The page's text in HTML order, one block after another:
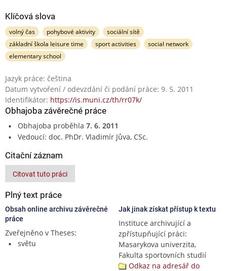
Klíčová slova
volný čas pohybové aktivity
sociální sítě
základní škola leisure time
sport activities
social network
elementary school
Jazyk práce: čeština
Datum vytvoření / odevzdání či podání práce: 9. 5. 2011
Identifikátor: https://is.muni.cz/th/rr07k/
Obhajoba závěrečné práce
Obhajoba proběhla 7. 6. 2011
Vedoucí: doc. PhDr. Vladimír Jůva, CSc.
Citační záznam
Citovat tuto práci
Plný text práce
Obsah online archivu závěrečné
práce
Zveřejněno v Theses:
světu
Jak jinak získat přístup k textu
Instituce archivující a
zpřístupňující práci:
Masarykova univerzita,
Fakulta sportovních studií
Odkaz na adresář do